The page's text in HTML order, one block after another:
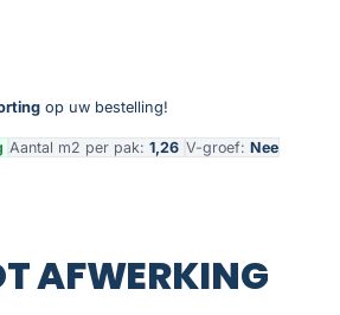
op uw bestelling!
Aantal m2 per pak: 1,26 V-groef: Nee
AFWERKING